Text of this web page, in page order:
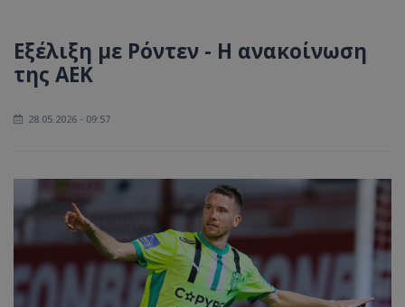
Εξέλιξη με Ρόντεν - Η ανακοίνωση
της ΑΕΚ
28.05.2026 - 09:57